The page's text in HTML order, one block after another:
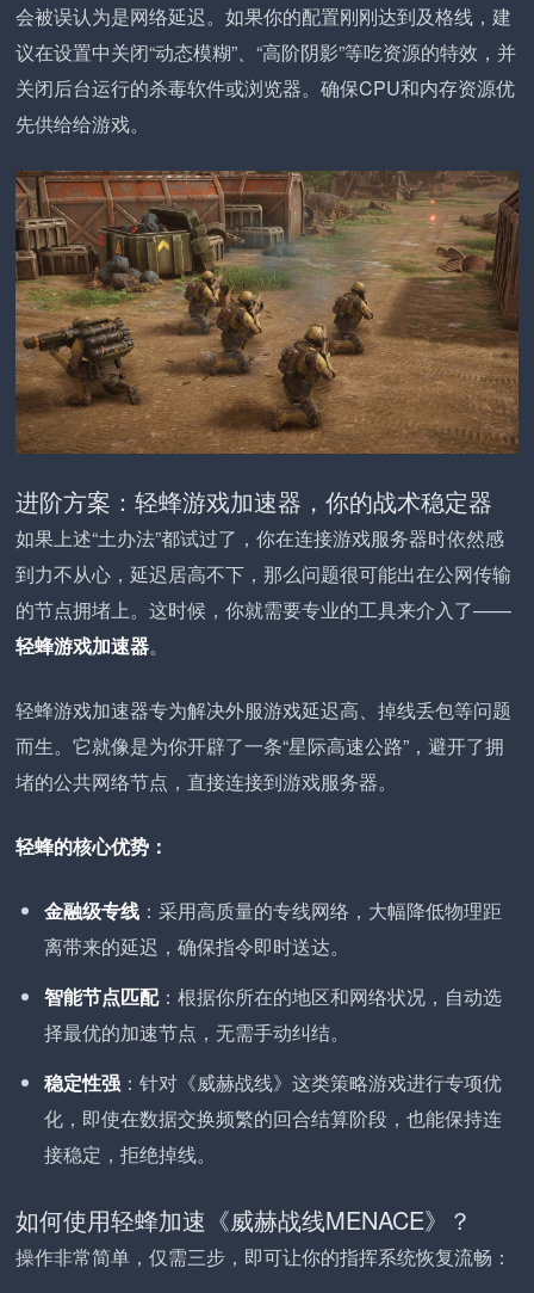
会被误认为是网络延迟。如果你的配置刚刚达到及格线，建
议在设置中关闭“动态模糊”、“高阶阴影”等吃资源的特效，并
关闭后台运行的杀毒软件或浏览器。确保CPU和内存资源优
先供给给游戏。
进阶方案：轻蜂游戏加速器，你的战术稳定器
如果上述“土办法”都试过了，你在连接游戏服务器时依然感
到力不从心，延迟居高不下，那么问题很可能出在公网传输
的节点拥堵上。这时候，你就需要专业的工具来介入了——
轻蜂游戏加速器。
轻蜂游戏加速器专为解决外服游戏延迟高、掉线丢包等问题
而生。它就像是为你开辟了一条“星际高速公路”，避开了拥
堵的公共网络节点，直接连接到游戏服务器。
轻蜂的核心优势：
金融级专线 ：采用高质量的专线网络，大幅降低物理距
离带来的延迟，确保指令即时送达。
智能节点匹配：根据你所在的地区和网络状况，自动选
择最优的加速节点，无需手动纠结。
稳定性强 ：针对《威赫战线》这类策略游戏进行专项优
化，即使在数据交换频繁的回合结算阶段，也能保持连
接稳定，拒绝掉线。
如何使用轻蜂加速《威赫战线MENACE》？
操作非常简单，仅需三步，即可让你的指挥系统恢复流畅：